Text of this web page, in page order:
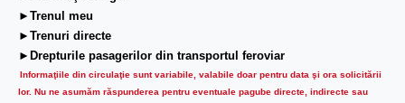
►Trenul meu
►Trenuri directe
►Drepturile pasagerilor din transportul feroviar
Informaţiile din circulaţie sunt variabile, valabile doar pentru data şi ora solicitării
lor. Nu ne asumăm răspunderea pentru eventuale pagube directe, indirecte sau